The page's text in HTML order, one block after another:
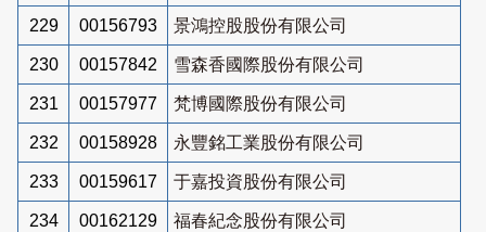
229 00156793 景鴻控股股份有限公司
230 00157842 雪森香國際股份有限公司
231 00157977 梵博國際股份有限公司
232 00158928 永豐銘工業股份有限公司
233 00159617 于嘉投資股份有限公司
234 00162129 福春紀念股份有限公司